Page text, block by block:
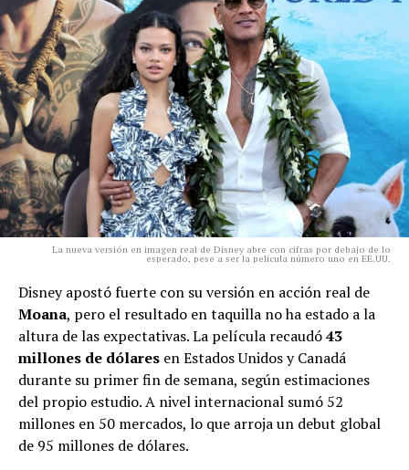
La nueva versión en imagen real de Disney abre con cifras por debajo de lo
esperado, pese a ser la película número uno en EE.UU.
Disney apostó fuerte con su versión en acción real de
Moana, pero el resultado en taquilla no ha estado a la
altura de las expectativas. La película recaudó43
millones de dólares en Estados Unidos y Canadá
durante su primer fin de semana, según estimaciones
del propio estudio. A nivel internacional sumó 52
millones en 50 mercados, lo que arroja un debut global
de 95 millones de dólares.